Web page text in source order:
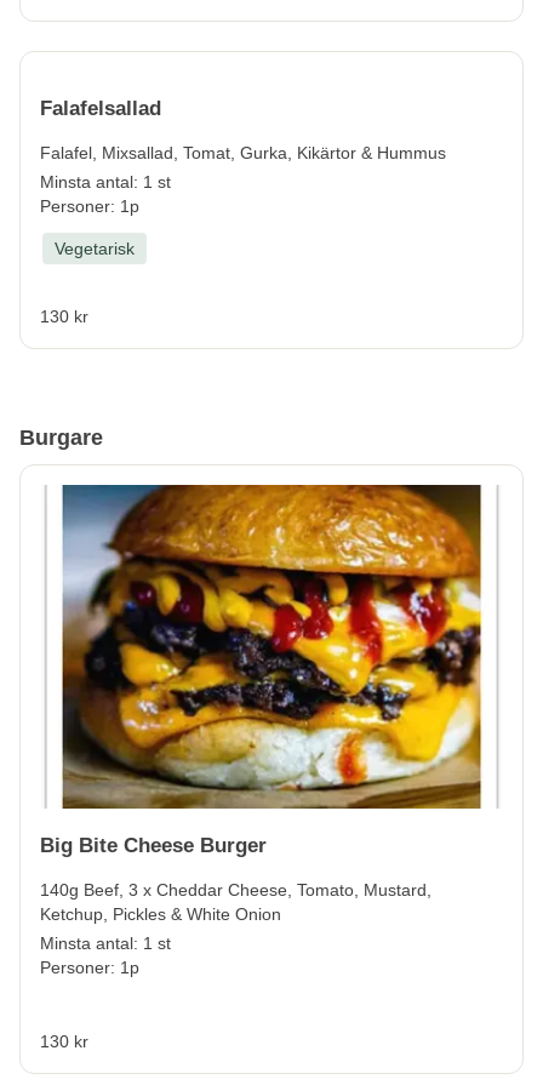
Falafelsallad
Falafel, Mixsallad, Tomat, Gurka, Kikärtor & Hummus
Minsta antal: 1 st
Personer: 1p
Vegetarisk
130 kr
Burgare
Big Bite Cheese Burger
140g Beef, 3 x Cheddar Cheese, Tomato, Mustard,
Ketchup, Pickles & White Onion
Minsta antal: 1 st
Personer: 1p
130 kr